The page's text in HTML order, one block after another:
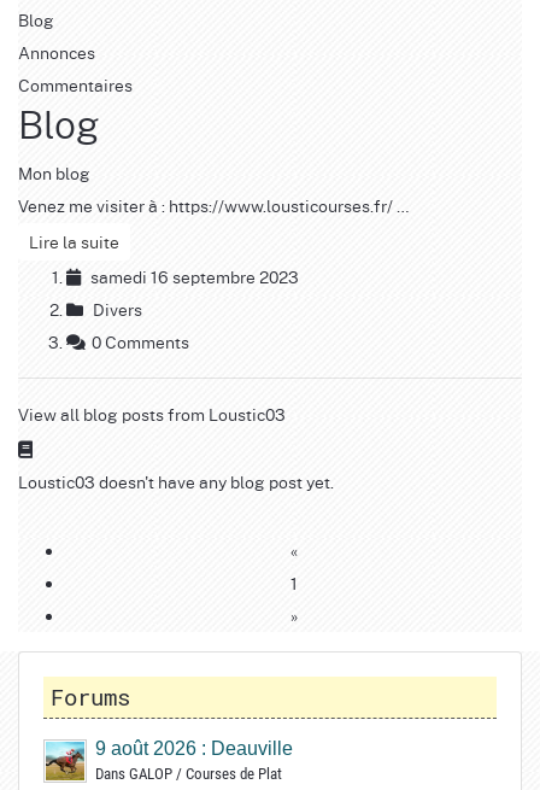
Blog
Annonces
Commentaires
Blog
Mon blog
Venez me visiter à : https://www.lousticourses.fr/ …
Lire la suite
samedi 16 septembre 2023
Divers
0 Comments
View all blog posts from Loustic03
Loustic03 doesn't have any blog post yet.
«
1
»
Forums
9 août 2026 : Deauville
Dans GALOP / Courses de Plat